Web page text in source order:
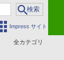
Impress サイト
全カテゴリ